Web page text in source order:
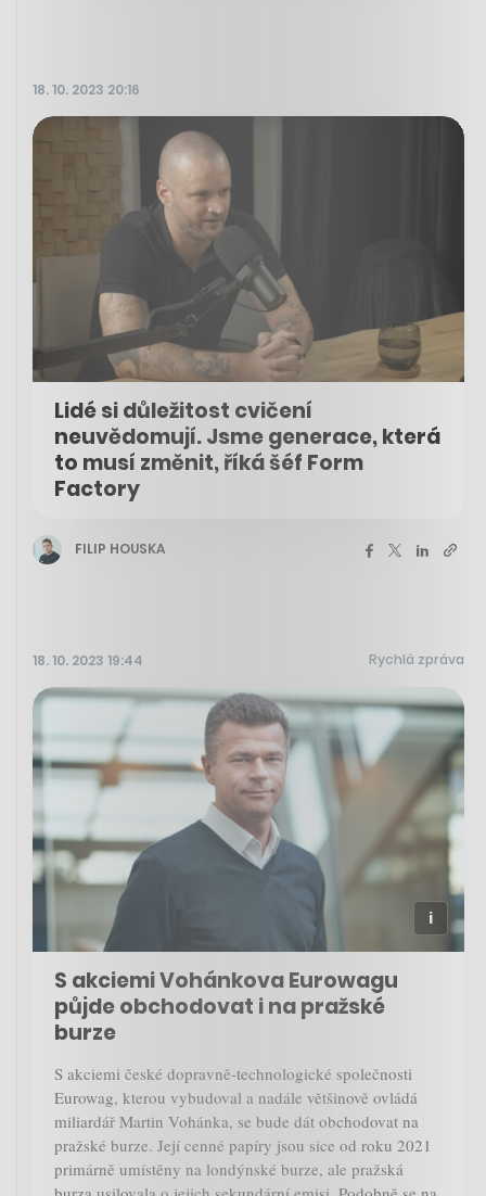
18. 10. 2023 20:16
Lidé si důležitost cvičení
neuvědomují. Jsme generace, která
to musí změnit, říká šéf Form
Factory
FILIP HOUSKA
18. 10. 2023 19:44 Rychlá zpráva
S akciemi Vohánkova Eurowagu
půjde obchodovat i na pražské
burze
S akciemi české dopravně-technologické společnosti
Eurowag, kterou vybudoval a nadále většinově ovládá
miliardář Martin Vohánka, se bude dát obchodovat na
pražské burze. Její cenné papíry jsou sice od roku 2021
primárně umístěny na londýnské burze, ale pražská